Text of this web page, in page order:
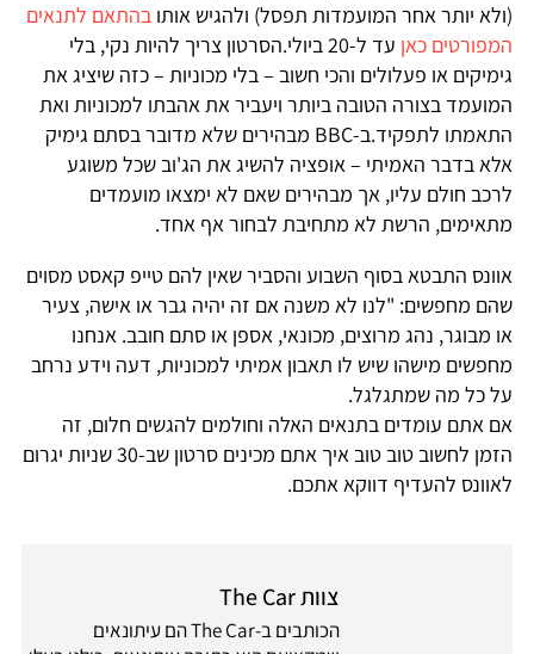
(ולא יותר אחר המועמדות תפסל) ולהגיש אותו בהתאם לתנאים
המפורטים כאן
עד ל-20 ביולי.הסרטון צריך להיות נקי, בלי
גימיקים או פעלולים והכי חשוב – בלי מכוניות – כזה שיציג את
המועמד בצורה הטובה ביותר ויעביר את אהבתו למכוניות ואת
התאמתו לתפקיד.ב-BBC מבהירים שלא מדובר בסתם גימיק
אלא בדבר האמיתי – אופציה להשיג את הג'וב שכל משוגע
לרכב חולם עליו, אך מבהירים שאם לא ימצאו מועמדים
מתאימים, הרשת לא מתחיבת לבחור אף אחד.
אוונס התבטא בסוף השבוע והסביר שאין להם טייפ קאסט מסוים
שהם מחפשים: "לנו לא משנה אם זה יהיה גבר או אישה, צעיר
או מבוגר, נהג מרוצים, מכונאי, אספן או סתם חובב. אנחנו
מחפשים מישהו שיש לו תאבון אמיתי למכוניות, דעה וידע נרחב
על כל מה שמתגלגל.
אם אתם עומדים בתנאים האלה וחולמים להגשים חלום, זה
הזמן לחשוב טוב טוב איך אתם מכינים סרטון שב-30 שניות יגרום
לאוונס להעדיף דווקא אתכם.
צוות The Car
הכותבים ב-The Car הם עיתונאים